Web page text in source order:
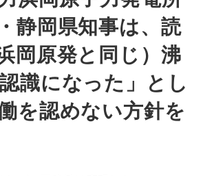
静岡県知事は、読
岡原発と同じ）沸
識になった」とし
を認めない方針を